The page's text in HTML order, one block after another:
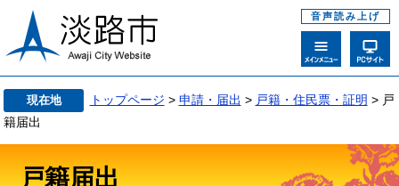
音声読み上げ
現在地 トップページ > 申請・届出 > 戸籍・住民票・証明 > 戸
籍届出
戸籍届出